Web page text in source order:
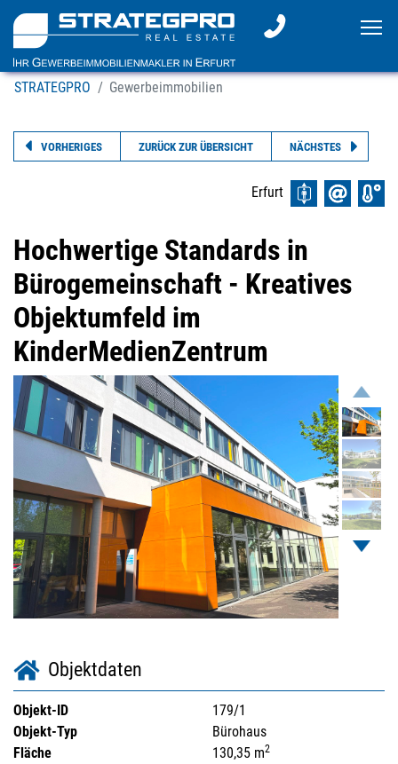
STRATEGPRO Gewerbeimmobilien
VORHERIGES ZURÜCK ZUR ÜBERSICHT NÄCHSTES
Erfurt
Hochwertige Standards in
Bürogemeinschaft - Kreatives
Objektumfeld im
KinderMedienZentrum
Objektdaten
Objekt-ID
179/1
Objekt-Typ
Bürohaus
Fläche
130,35 m2